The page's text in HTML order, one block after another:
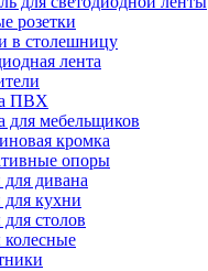
розетки
в столешницу
лента
ПВХ
для мебельщиков
кромка
опоры
дивана
кухни
столов